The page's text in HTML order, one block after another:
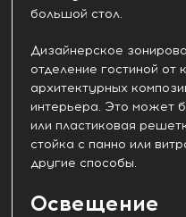
большой стол.
Дизайнерское
отделение гостиной
архитектурных
интерьера. Это может
или пластиковая
стойка с панно или
другие способы.
Освещение